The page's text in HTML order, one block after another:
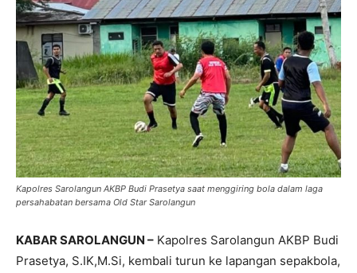
Kapolres Sarolangun AKBP Budi Prasetya saat menggiring bola dalam laga
persahabatan bersama Old Star Sarolangun
KABAR SAROLANGUN – Kapolres Sarolangun AKBP Budi
Prasetya, S.IK,M.Si, kembali turun ke lapangan sepakbola,